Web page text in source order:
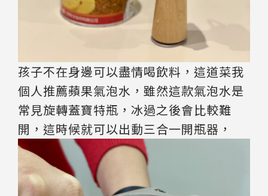
孩子不在身邊可以盡情喝飲料，這道菜我
個人推薦蘋果氣泡水，雖然這款氣泡水是
常見旋轉蓋寶特瓶，冰過之後會比較難
開，這時候就可以出動三合一開瓶器，